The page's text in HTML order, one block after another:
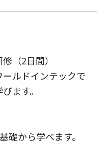
（2日間）
ルドインテックで
ます。
礎から学べます。